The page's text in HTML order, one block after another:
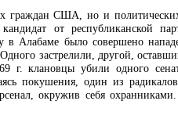
граждан США, но и
от республиканской
в Алабаме было совершено
Одного застрелили, другой,
г. клановцы убили одного
покушения, один из
окружив себя